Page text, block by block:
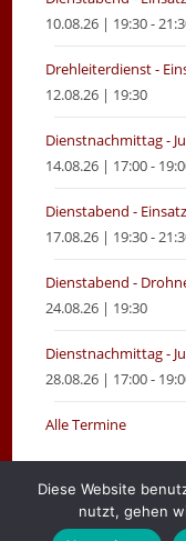
10.08.26 | 19:30 -
Drehleiterdienst -
12.08.26 | 19:30
Dienstnachmittag -
14.08.26 | 17:00 -
Dienstabend -
17.08.26 | 19:30 -
Dienstabend -
24.08.26 | 19:30
Dienstnachmittag -
28.08.26 | 17:00 -
Alle Termine
Gemeinde
Diese Website
nutzt, gehen